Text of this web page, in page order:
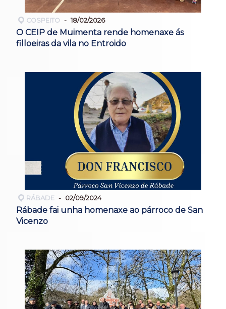
COSPEITO 18/02/2026
O CEIP de Muimenta rende homenaxe ás
filloeiras da vila no Entroido
RÁBADE 02/09/2024
Rábade fai unha homenaxe ao párroco de San
Vicenzo